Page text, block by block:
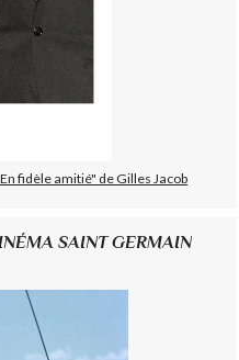
fidèle amitié" de Gilles Jacob
SAINT GERMAIN